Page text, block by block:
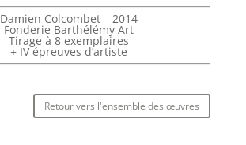
Damien Colcombet – 2014
Fonderie Barthélémy Art
Tirage à 8 exemplaires
+ IV épreuves d’artiste
Retour vers l'ensemble des œuvres